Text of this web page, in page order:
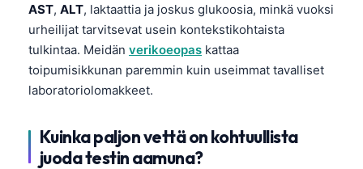
AST, ALT, laktaattia ja joskus glukoosia, minkä vuoksi
urheilijat tarvitsevat usein kontekstikohtaista
tulkintaa. Meidän verikoeopas kattaa
toipumisikkunan paremmin kuin useimmat tavalliset
laboratoriolomakkeet.
Kuinka paljon vettä on kohtuullista
juoda testin aamuna?
සිංහල
Galego
Latviešu valoda
Македонски јазик
Euskara